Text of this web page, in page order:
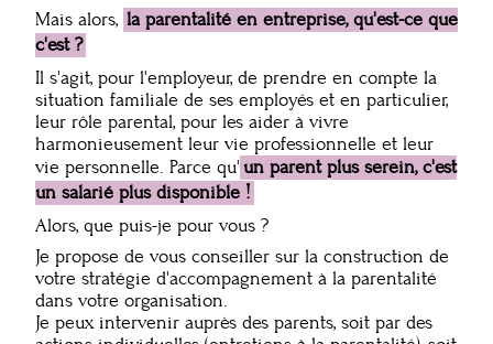
Mais alors, la parentalité en entreprise, qu'est-ce que
c'est ?
Il s'agit, pour l'employeur, de prendre en compte la
situation familiale de ses employés et en particulier,
leur rôle parental, pour les aider à vivre
harmonieusement leur vie professionnelle et leur
vie personnelle. Parce qu' un parent plus serein, c'est
un salarié plus disponible !
Alors, que puis-je pour vous ?
Je propose de vous conseiller sur la construction de
votre stratégie d'accompagnement à la parentalité
dans votre organisation.
Je peux intervenir auprès des parents, soit par des